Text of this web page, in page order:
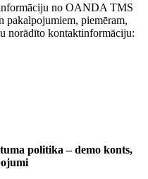
no OANDA TMS
pakalpojumiem, piemēram,
norādīto kontaktinformāciju:
politika – demo konts,